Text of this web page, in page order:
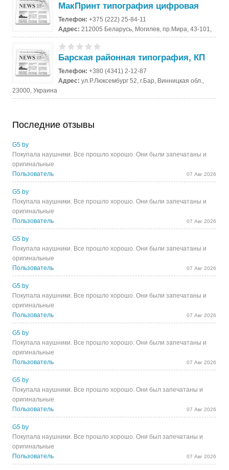
МакПринт типография цифровая
Телефон:+375 (222) 25-84-11
Адрес: 212005 Беларусь, Могилев, пр.Мира, 43-101,
Барская районная типография, КП
Телефон:+380 (4341) 2-12-87
Адрес:ул.Р.Люксембург 52, г.Бар, Винницкая обл.,
23000, Украина
Последние отзывы
G5 by
Покупала наушники. Все прошло хорошо. Они были запечатаны и
оригинальные
Пользователь
07 Авг 2026
G5 by
Покупала наушники. Все прошло хорошо. Они были запечатаны и
оригинальные
Пользователь
07 Авг 2026
G5 by
Покупала наушники. Все прошло хорошо. Они были запечатаны и
оригинальные
Пользователь
07 Авг 2026
G5 by
Покупала наушники. Все прошло хорошо. Они были запечатаны и
оригинальные
Пользователь
07 Авг 2026
G5 by
Покупала наушники. Все прошло хорошо. Они были запечатаны и
оригинальные
Пользователь
07 Авг 2026
G5 by
Покупала наушники. Все прошло хорошо. Они был запечатаны и
оригинальные
Пользователь
07 Авг 2026
G5 by
Покупала наушники. Все прошло хорошо. Они был запечатаны и
оригинальные
Пользователь
07 Авг 2026